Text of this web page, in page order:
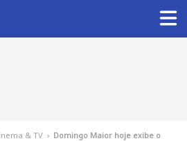
& TV › Domingo Maior hoje exibe o